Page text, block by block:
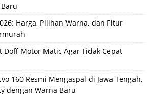
Harga, Pilihan Warna, dan Fitur
Doff Motor Matic Agar Tidak Cepat
160 Resmi Mengaspal di Jawa Tengah,
dengan Warna Baru